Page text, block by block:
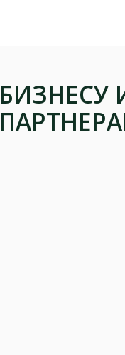
БИЗНЕСУ